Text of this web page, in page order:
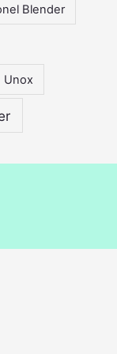
Blender
Unox